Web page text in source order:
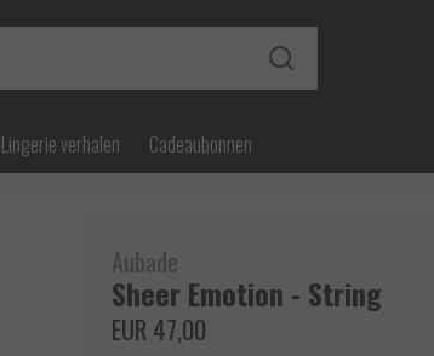
Lingerie verhalen Cadeaubonnen
Aubade
Sheer Emotion - String
EUR 47,00